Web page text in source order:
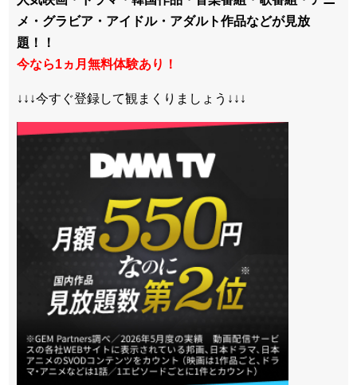
メ・グラビア・アイドル・アダルト作品などが見放
題！！
今なら1ヵ月無料体験あり！
↓↓↓今すぐ登録して観まくりましょう↓↓↓